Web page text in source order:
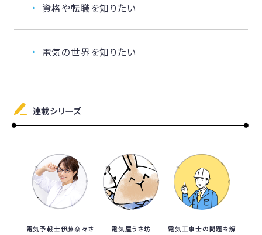
資格や転職を知りたい
電気の世界を知りたい
連載シリーズ
電気予報士伊藤奈々さ
電気屋うさ坊
電気工事士の問題を解